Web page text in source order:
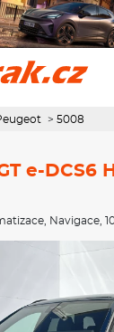
Hybrid / 107kW
> 5008
e-DCS6
Navigace ,